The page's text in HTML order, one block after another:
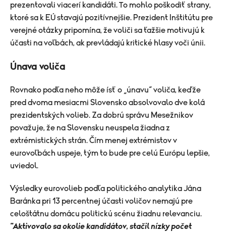
prezentovali viacerí kandidáti. To mohlo poškodiť strany,
ktoré sa k EÚ stavajú pozitívnejšie. Prezident Inštitútu pre
verejné otázky pripomína, že voliči sa ťažšie motivujú k
účasti na voľbách, ak prevládajú kritické hlasy voči únii.
Únava voliča
Rovnako podľa neho môže ísť o „únavu“ voliča, keďže
pred dvoma mesiacmi Slovensko absolvovalo dve kolá
prezidentských volieb. Za dobrú správu Mesežnikov
považuje, že na Slovensku neuspela žiadna z
extrémistických strán. Čím menej extrémistov v
eurovoľbách uspeje, tým to bude pre celú Európu lepšie,
uviedol.
Výsledky eurovolieb podľa politického analytika Jána
Baránka pri 13 percentnej účasti voličov nemajú pre
celoštátnu domácu politickú scénu žiadnu relevanciu.
"Aktivovalo sa okolie kandidátov, stačil nízky počet